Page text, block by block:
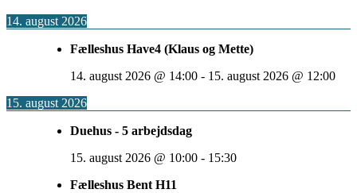
14. august 2026
Fælleshus Have4 (Klaus og Mette)
14. august 2026 @ 14:00 - 15. august 2026 @ 12:00
15. august 2026
Duehus - 5 arbejdsdag
15. august 2026 @ 10:00 - 15:30
Fælleshus Bent H11